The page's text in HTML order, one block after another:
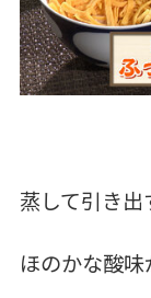
蒸して引き出
ほのかな酸